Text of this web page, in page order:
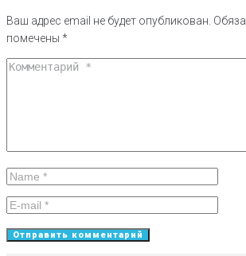
Ваш адрес email не будет опубликован.
помечены *